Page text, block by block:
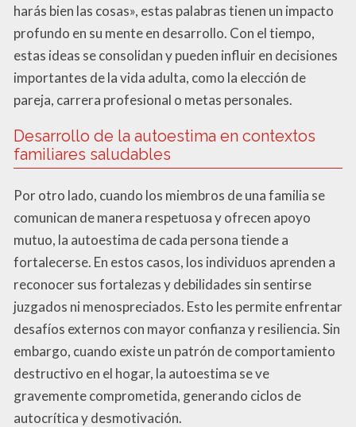
harás bien las cosas», estas palabras tienen un impacto
profundo en su mente en desarrollo. Con el tiempo,
estas ideas se consolidan y pueden influir en decisiones
importantes de la vida adulta, como la elección de
pareja, carrera profesional o metas personales.
Desarrollo de la autoestima en contextos
familiares saludables
Por otro lado, cuando los miembros de una familia se
comunican de manera respetuosa y ofrecen apoyo
mutuo, la autoestima de cada persona tiende a
fortalecerse. En estos casos, los individuos aprenden a
reconocer sus fortalezas y debilidades sin sentirse
juzgados ni menospreciados. Esto les permite enfrentar
desafíos externos con mayor confianza y resiliencia. Sin
embargo, cuando existe un patrón de comportamiento
destructivo en el hogar, la autoestima se ve
gravemente comprometida, generando ciclos de
autocrítica y desmotivación.